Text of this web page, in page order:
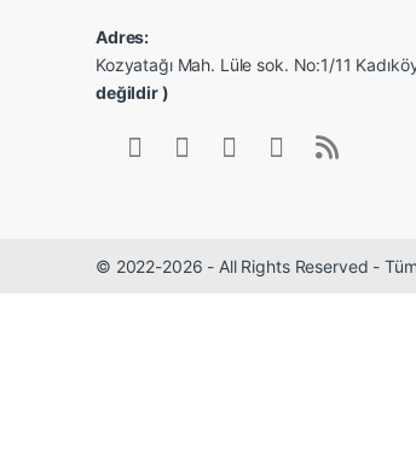
Adres:
Kozyatağı Mah. Lüle sok. No:1/11
değildir )
© 2022-2026 - All Rights Reserved - Tüm